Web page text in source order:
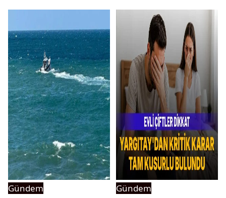
Gündem Gündem